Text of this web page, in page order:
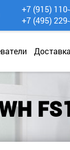
+7 (915)
+7 (495)